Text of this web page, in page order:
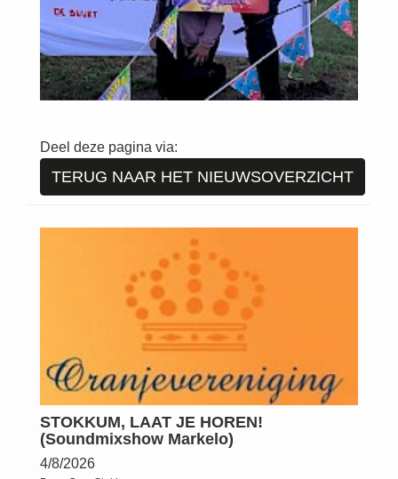
Deel deze pagina via:
TERUG NAAR HET NIEUWSOVERZICHT
STOKKUM, LAAT JE HOREN!
(Soundmixshow Markelo)
4/8/2026